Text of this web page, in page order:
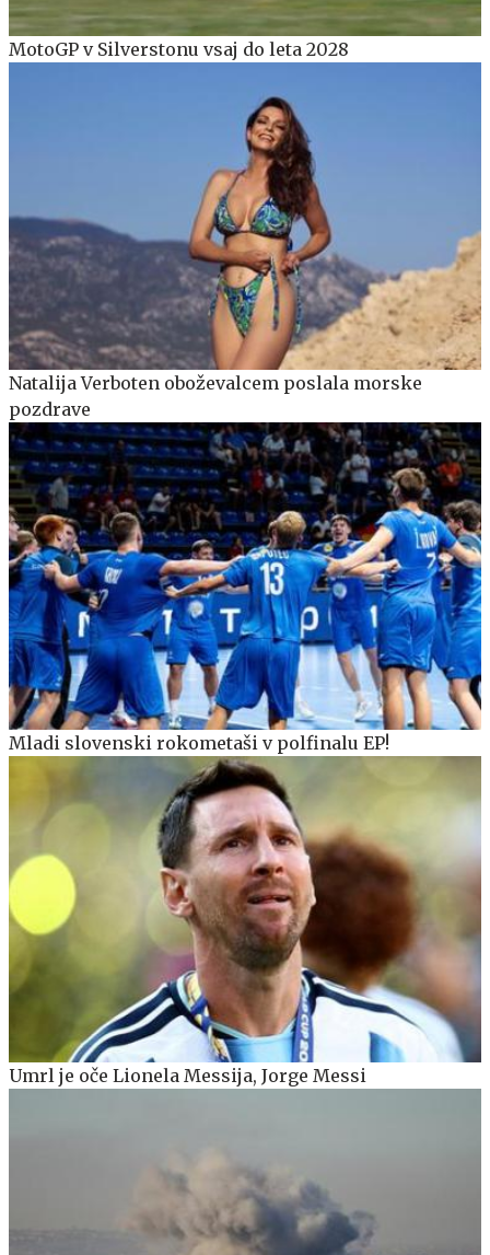
MotoGP v Silverstonu vsaj do leta 2028
Natalija Verboten oboževalcem poslala morske
pozdrave
Mladi slovenski rokometaši v polfinalu EP!
Umrl je oče Lionela Messija, Jorge Messi